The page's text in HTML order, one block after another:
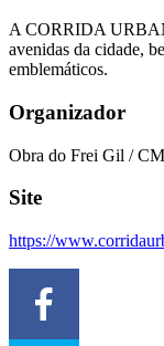
A CORRIDA
avenidas da cidade,
emblemáticos.
Organizador
Obra do Frei Gil /
Site
https://